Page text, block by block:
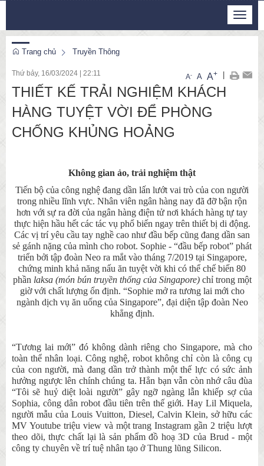
Toggle
Trang chủ Truyền Thông
Thứ bảy, 16/03/2024 22:11 A- A A+
THIẾT KẾ TRẢI NGHIỆM KHÁCH
HÀNG TUYỆT VỜI ĐỂ PHÒNG
CHỐNG KHỦNG HOẢNG
Không gian ảo, trải nghiệm thật
Tiến bộ của công nghệ đang dần lấn lướt vai trò của con người
trong nhiều lĩnh vực. Nhân viên ngân hàng nay đã đỡ bận rộn
hơn với sự ra đời của ngân hàng điện tử nơi khách hàng tự tay
thực hiện hầu hết các tác vụ phổ biến ngay trên thiết bị di động.
Các vị trí yêu cầu tay nghề cao như đầu bếp cũng đang dần san
sẻ gánh nặng của mình cho robot. Sophie - “đầu bếp robot” phát
triển bởi tập đoàn Neo ra mắt vào tháng 7/2019 tại Singapore,
chứng minh khả năng nấu ăn tuyệt vời khi có thể chế biến 80
phần laksa (món bún truyền thống của Singapore) chỉ trong một
giờ với chất lượng ổn định. “Sophie mở ra tương lai mới cho
ngành dịch vụ ăn uống của Singapore”, đại diện tập đoàn Neo
khẳng định.
“Tương lai mới” đó không dành riêng cho Singapore, mà cho
toàn thể nhân loại. Công nghệ, robot không chỉ còn là công cụ
của con người, mà đang dần trở thành một thế lực có sức ảnh
hưởng ngược lên chính chúng ta. Hẳn bạn vẫn còn nhớ câu đùa
“Tôi sẽ huỷ diệt loài người” gây ngỡ ngàng lẫn khiếp sợ của
Sophia, công dân robot đầu tiên trên thế giới. Hay Lil Miquela,
người mẫu của Louis Vuitton, Diesel, Calvin Klein, sở hữu các
MV Youtube triệu view và một trang Instagram gần 2 triệu lượt
theo dõi, thực chất lại là sản phẩm đồ hoạ 3D của Brud - một
công ty chuyên về trí tuệ nhân tạo ở Thung lũng Silicon.